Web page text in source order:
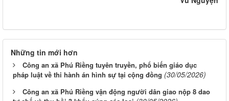
Những tin mới hơn
Công an xã Phú Riềng tuyên truyền, phổ biến giáo dục
pháp luật về thi hành án hình sự tại cộng đồng (30/05/2026)
Công an xã Phú Riềng vận động người dân giao nộp 8 dao